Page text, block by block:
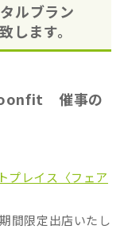
ルブラン
ます。
催事の
レイス〈フェア
間限定出店いたし